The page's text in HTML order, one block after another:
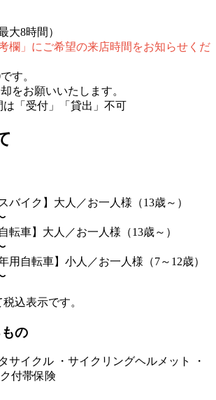
大8時間）
欄」にご希望の来店時間をお知らせくだ
す。
をお願いいたします。
は「受付」「貸出」不可
バイク】大人／お一人様（13歳～）
転車】大人／お一人様（13歳～）
用自転車】小人／お一人様（7～12歳）
込表示です。
の
サイクル ・サイクリングヘルメット ・
付帯保険